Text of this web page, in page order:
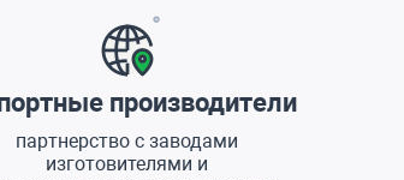
производители
партнерство с заводами
изготовителями и